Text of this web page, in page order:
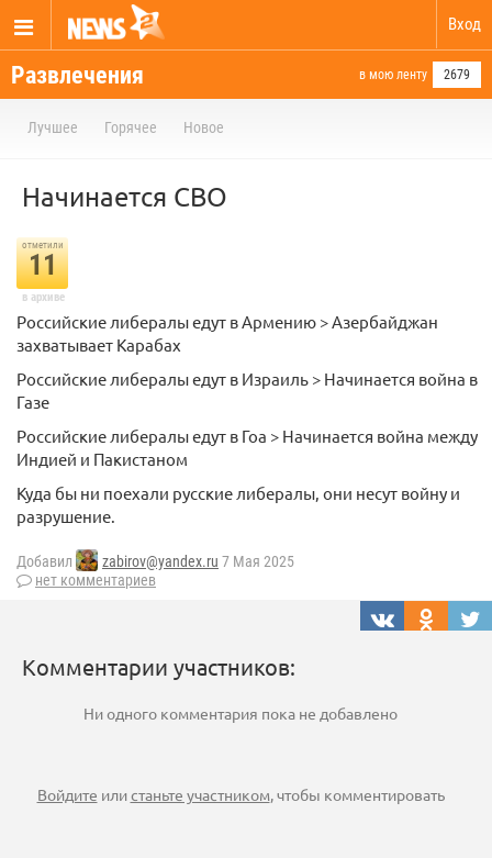
Вход
Развлечения в мою ленту 2679
Лучшее Горячее Новое
Начинается СВО
отметили
11
в архиве
Российские либералы едут в Армению > Азербайджан
захватывает Карабах
Российские либералы едут в Израиль > Начинается война в
Газе
Российские либералы едут в Гоа > Начинается война между
Индией и Пакистаном
Куда бы ни поехали русские либералы, они несут войну и
разрушение.
Добавил zabirov@yandex.ru 7 Мая 2025
нет комментариев
Комментарии участников:
Ни одного комментария пока не добавлено
Войдите илистаньте участником, чтобы комментировать